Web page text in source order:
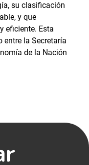
su clasificación
y que
eficiente. Esta
la Secretaría
de la Nación